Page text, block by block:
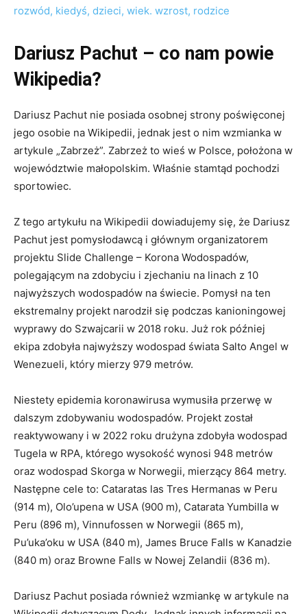
rozwód, kiedyś, dzieci, wiek. wzrost, rodzice
Dariusz Pachut – co nam powie
Wikipedia?
Dariusz Pachut nie posiada osobnej strony poświęconej
jego osobie na Wikipedii, jednak jest o nim wzmianka w
artykule „Zabrzeż”. Zabrzeż to wieś w Polsce, położona w
województwie małopolskim. Właśnie stamtąd pochodzi
sportowiec.
Z tego artykułu na Wikipedii dowiadujemy się, że Dariusz
Pachut jest pomysłodawcą i głównym organizatorem
projektu Slide Challenge – Korona Wodospadów,
polegającym na zdobyciu i zjechaniu na linach z 10
najwyższych wodospadów na świecie. Pomysł na ten
ekstremalny projekt narodził się podczas kanioningowej
wyprawy do Szwajcarii w 2018 roku. Już rok później
ekipa zdobyła najwyższy wodospad świata Salto Angel w
Wenezueli, który mierzy 979 metrów.
Niestety epidemia koronawirusa wymusiła przerwę w
dalszym zdobywaniu wodospadów. Projekt został
reaktywowany i w 2022 roku drużyna zdobyła wodospad
Tugela w RPA, którego wysokość wynosi 948 metrów
oraz wodospad Skorga w Norwegii, mierzący 864 metry.
Następne cele to: Cataratas las Tres Hermanas w Peru
(914 m), Olo’upena w USA (900 m), Catarata Yumbilla w
Peru (896 m), Vinnufossen w Norwegii (865 m),
Pu’uka’oku w USA (840 m), James Bruce Falls w Kanadzie
(840 m) oraz Browne Falls w Nowej Zelandii (836 m).
Dariusz Pachut posiada również wzmiankę w artykule na